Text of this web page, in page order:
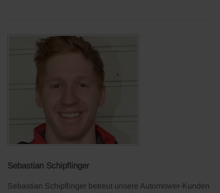
Sebastian Schipflinger
Sebastian Schipflinger betreut unsere Automower-Kunden